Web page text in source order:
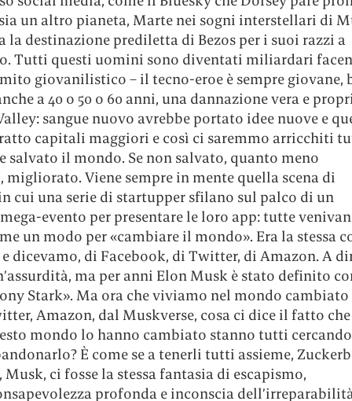
un altro pianeta, Marte nei sogni interstellari di
la destinazione prediletta di Bezos per i suoi razzi a
Tutti questi uomini sono diventati miliardari
giovanilistico – il tecno-eroe è sempre giovane,
a 40 o 50 o 60 anni, una dannazione vera e
sangue nuovo avrebbe portato idee nuove e
capitali maggiori e così ci saremmo arricchiti
salvato il mondo. Se non salvato, quanto meno
Viene sempre in mente quella scena di
cui una serie di startupper sfilano sul palco di un
evento per presentare le loro app: tutte
un modo per «cambiare il mondo». Era la stessa
e dicevamo, di Facebook, di Twitter, di Amazon. A
ma per anni Elon Musk è stato definito
Stark». Ma ora che viviamo nel mondo cambiato
Amazon, dal Muskverse, cosa ci dice il fatto che
mondo lo hanno cambiato stanno tutti
È come se a tenerli tutti assieme,
Musk, ci fosse la stessa fantasia di escapismo,
profonda e inconscia